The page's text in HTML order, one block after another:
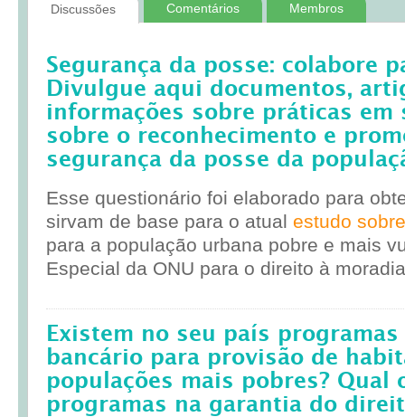
Discussões Comentários Membros
Segurança da posse: colabore
Divulgue aqui documentos,
informações sobre práticas em
sobre o reconhecimento e
segurança da posse da
Esse questionário foi elaborado para
sirvam de base para o atual estudo
para a população urbana pobre e mais
Especial da ONU para o direito à
Existem no seu país
bancário para provisão de
populações mais pobres? Qual
programas na garantia do